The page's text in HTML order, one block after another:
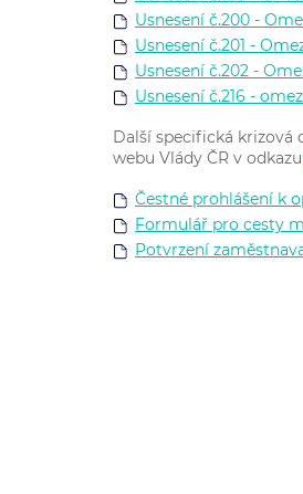
Usnesení č.200 -
Usnesení č.201 -
Usnesení č.202 -
Usnesení č.216 -
Další specifická krizová
webu Vlády ČR v odkazu
Čestné prohlášení k
Formulář pro cesty
Potvrzení